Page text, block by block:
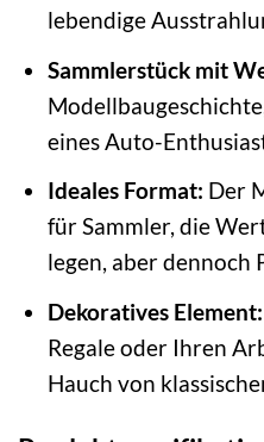
lebendige
Sammlerstück mit
eines Auto-
Ideales Format: Der
für Sammler, die
legen, aber dennoch
Dekoratives Element:
Regale oder Ihren
Hauch von